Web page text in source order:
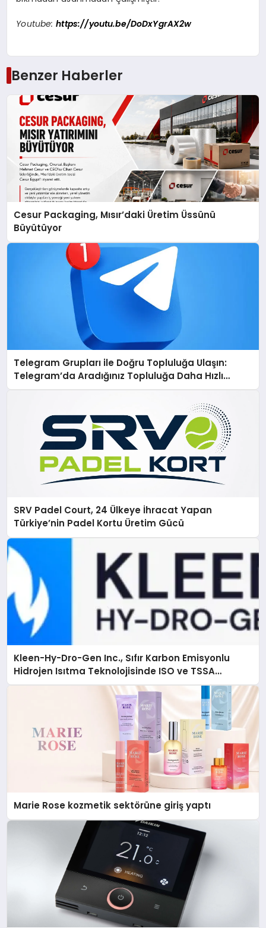
Youtube:https://youtu.be/DoDxYgrAX2w
Benzer Haberler
Cesur Packaging, Mısır’daki Üretim Üssünü
Büyütüyor
Telegram Grupları ile Doğru Topluluğa Ulaşın:
Telegram’da Aradığınız Topluluğa Daha Hızlı
Ulaşın
SRV Padel Court, 24 Ülkeye İhracat Yapan
Türkiye’nin Padel Kortu Üretim Gücü
Kleen-Hy-Dro-Gen Inc., Sıfır Karbon Emisyonlu
Hidrojen Isıtma Teknolojisinde ISO ve TSSA
Düzenleyici Onaylarını Aldı
Marie Rose kozmetik sektörüne giriş yaptı